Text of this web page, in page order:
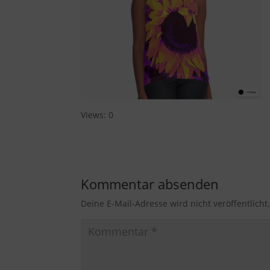
Views: 0
Kommentar absenden
Deine E-Mail-Adresse wird nicht veröffentlicht.